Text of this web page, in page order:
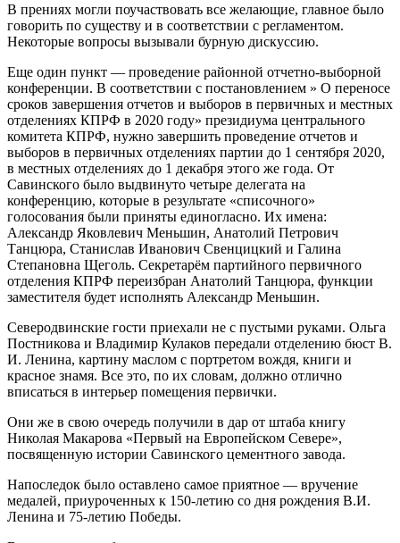
В прениях могли поучаствовать все желающие, главное было
говорить по существу и в соответствии с регламентом.
Некоторые вопросы вызывали бурную дискуссию.
Еще один пункт — проведение районной отчетно-выборной
конференции. В соответствии с постановлением » О переносе
сроков завершения отчетов и выборов в первичных и местных
отделениях КПРФ в 2020 году» президиума центрального
комитета КПРФ, нужно завершить проведение отчетов и
выборов в первичных отделениях партии до 1 сентября 2020,
в местных отделениях до 1 декабря этого же года. От
Савинского было выдвинуто четыре делегата на
конференцию, которые в результате «списочного»
голосования были приняты единогласно. Их имена:
Александр Яковлевич Меньшин, Анатолий Петрович
Танцюра, Станислав Иванович Свенцицкий и Галина
Степановна Щеголь. Секретарём партийного первичного
отделения КПРФ переизбран Анатолий Танцюра, функции
заместителя будет исполнять Александр Меньшин.
Северодвинские гости приехали не с пустыми руками. Ольга
Постникова и Владимир Кулаков передали отделению бюст В.
И. Ленина, картину маслом с портретом вождя, книги и
красное знамя. Все это, по их словам, должно отлично
вписаться в интерьер помещения первички.
Они же в свою очередь получили в дар от штаба книгу
Николая Макарова «Первый на Европейском Севере»,
посвященную истории Савинского цементного завода.
Напоследок было оставлено самое приятное — вручение
медалей, приуроченных к 150-летию со дня рождения В.И.
Ленина и 75-летию Победы.